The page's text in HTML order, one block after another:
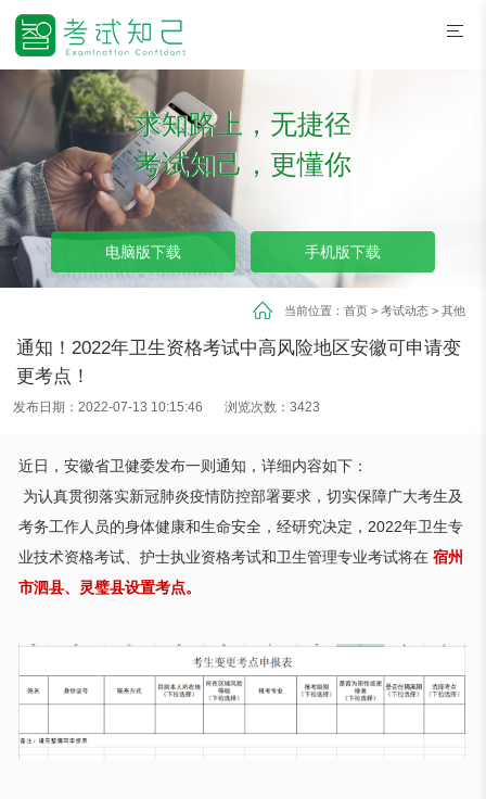
求知路上，无捷径
考试知己，更懂你
电脑版下载 手机版下载
当前位置： 首页> 考试动态> 其他
通知！2022年卫生资格考试中高风险地区安徽可申请变
更考点！
发布日期：2022-07-13 10:15:46 浏览次数：3423
近日，安徽省卫健委发布一则通知，详细内容如下：
为认真贯彻落实新冠肺炎疫情防控部署要求，切实保障广大考生及
考务工作人员的身体健康和生命安全，经研究决定，2022年卫生专
业技术资格考试、护士执业资格考试和卫生管理专业考试将在 宿州
市泗县、灵璧县设置考点。